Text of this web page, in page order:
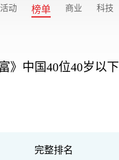
活动 榜单 商业 科技
》中国40位40岁以下
完整排名